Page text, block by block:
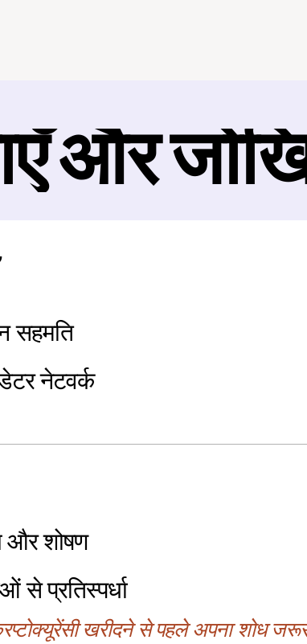
और
सहमति
नेटवर्क
और शोषण
से प्रतिस्पर्धा
खरीदने से पहले अपना शोध